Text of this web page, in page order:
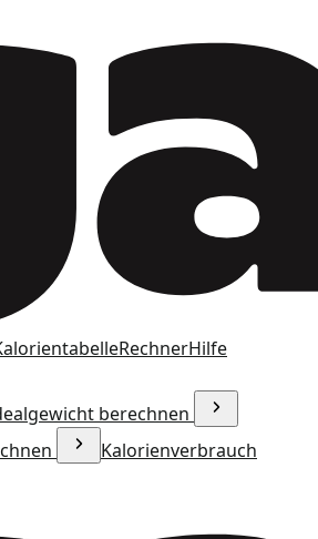
RechnerHilfe
berechnen
Kalorienverbrauch